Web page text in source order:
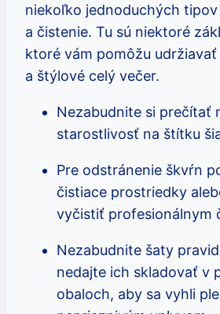
niekoľko jednoduchých
a čistenie. Tu sú niektoré
ktoré vám pomôžu
a štýlové celý večer.
Nezabudnite si prečítať
starostlivosť na štítku
Pre odstránenie škvŕn
čistiace prostriedky
vyčistiť profesionálnym
Nezabudnite šaty
nedajte ich skladovať v
obaloch, aby sa vyhli